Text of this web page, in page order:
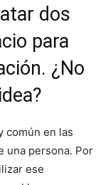
e
n
e
n
dos
para
¿No
común en las
una persona. Por
ese